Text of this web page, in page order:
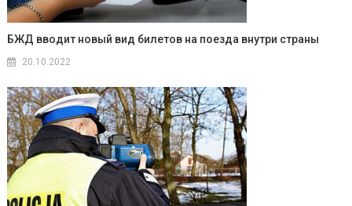
БЖД вводит новый вид билетов на поезда внутри страны
20.10.2022